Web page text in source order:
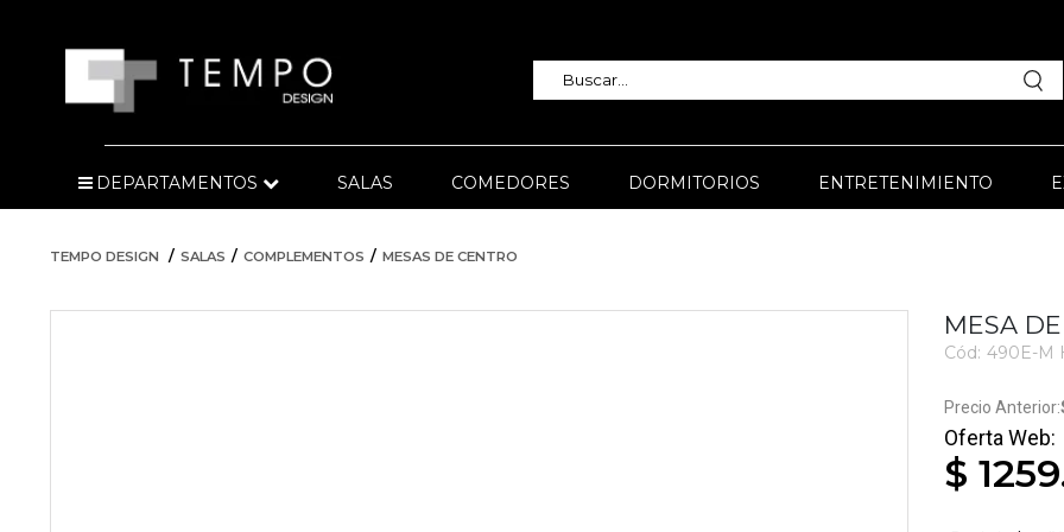
DEPARTAMENTOS SALAS COMEDORES DORMITORIOS ENTRETENIMIENTO
TEMPO DESIGN SALAS COMPLEMENTOS MESAS DE CENTRO
MESA
Cód: 490E-M
$